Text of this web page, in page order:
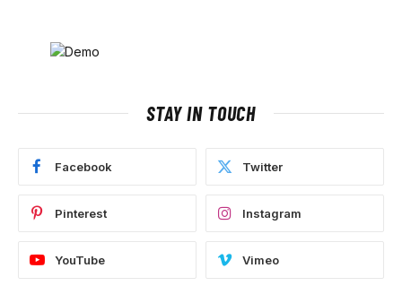
STAY IN TOUCH
Facebook Twitter
Pinterest Instagram
YouTube Vimeo